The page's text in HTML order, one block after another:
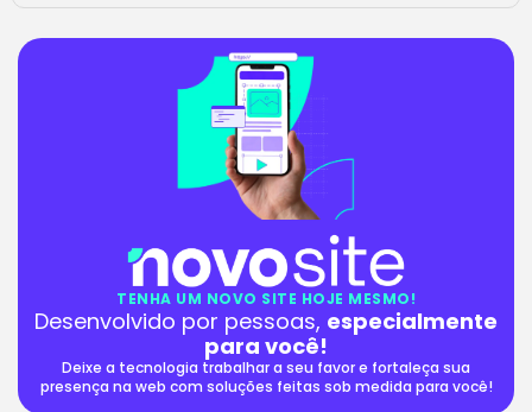
TENHA UM NOVO SITE HOJE MESMO!
Desenvolvido por pessoas, especialmente
para você!
Deixe a tecnologia trabalhar a seu favor e fortaleça sua
presença na web com soluções feitas sob medida para você!